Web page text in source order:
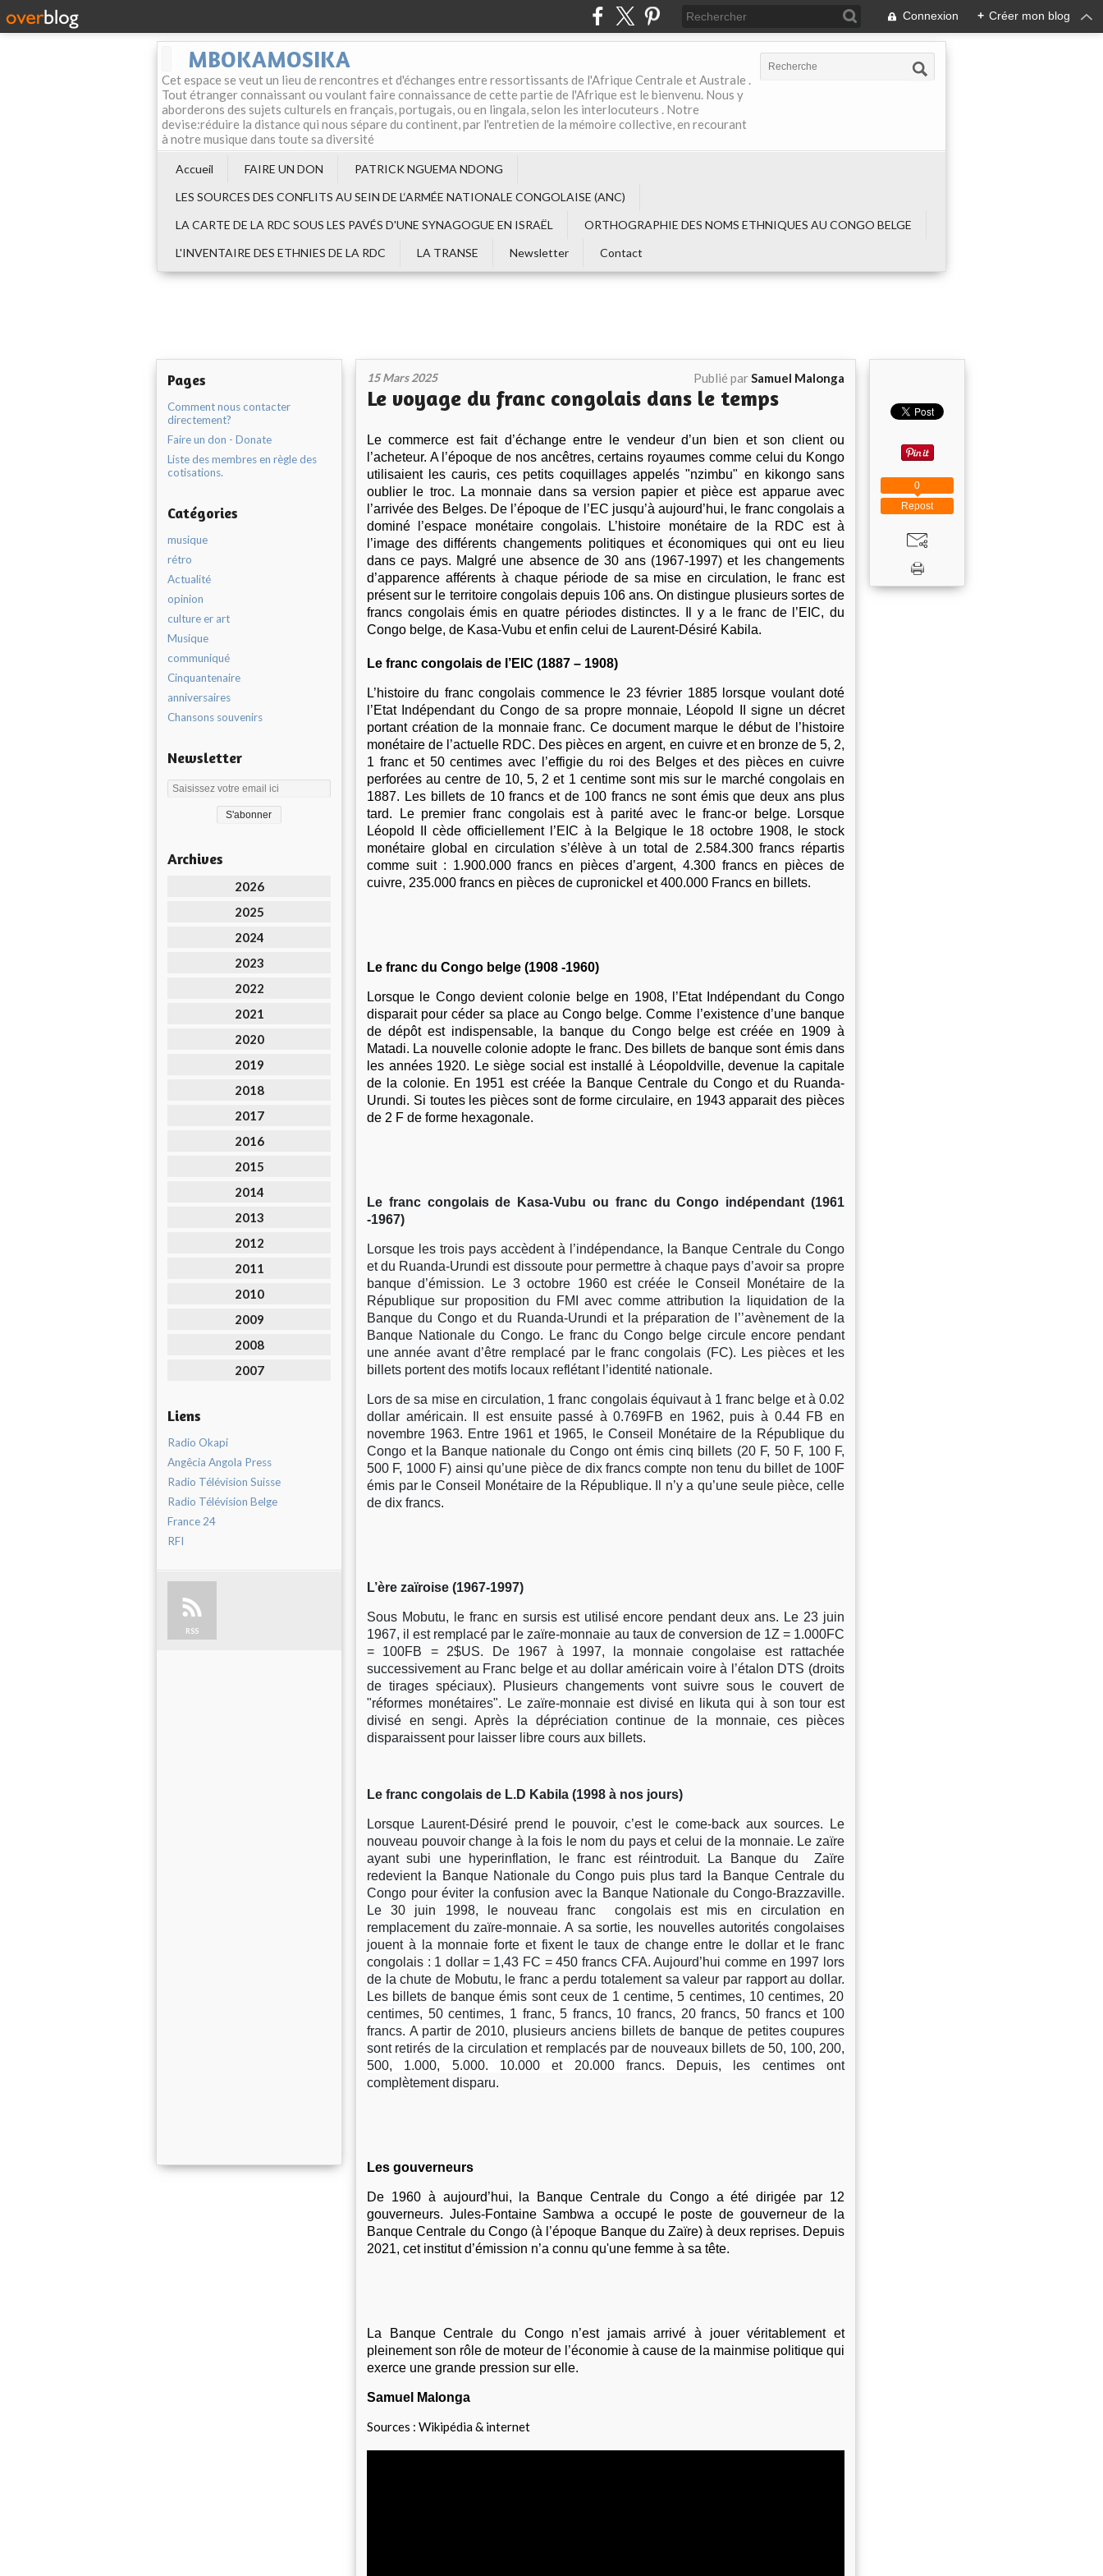
Connexion + Créer mon blog
MBOKAMOSIKA
Cet espace se veut un lieu de rencontres et d'échanges entre ressortissants de l'Afrique Centrale et Australe .
Tout étranger connaissant ou voulant faire connaissance de cette partie de l'Afrique est le bienvenu. Nous y
aborderons des sujets culturels en français, portugais, ou en lingala, selon les interlocuteurs . Notre
devise:réduire la distance qui nous sépare du continent, par l'entretien de la mémoire collective, en recourant
à notre musique dans toute sa diversité
Accueil FAIRE UN DON
PATRICK NGUEMA NDONG
LES SOURCES DES CONFLITS AU SEIN DE L‘ARMÉE NATIONALE CONGOLAISE (ANC)
LA CARTE DE LA RDC SOUS LES PAVÉS D'UNE SYNAGOGUE EN ISRAËL
ORTHOGRAPHIE DES NOMS ETHNIQUES AU CONGO BELGE
L'INVENTAIRE DES ETHNIES DE LA RDC
LA TRANSE Newsletter Contact
Pages
Comment nous contacter
directement?
Faire un don - Donate
Liste des membres en règle des
cotisations.
Catégories
musique
rétro
Actualité
opinion
culture er art
Musique
communiqué
Cinquantenaire
anniversaires
Chansons souvenirs
Newsletter
Archives
2026
2025
2024
2023
2022
2021
2020
2019
2018
2017
2016
2015
2014
2013
2012
2011
2010
2009
2008
2007
Liens
Radio Okapi
Angêcia Angola Press
Radio Télévision Suisse
Radio Télévision Belge
France 24
RFI
RSS
15 Mars 2025 Publié parSamuel Malonga
Le voyage du franc congolais dans le temps
Le commerce est fait d’échange entre le vendeur d’un bien et son client ou
l’acheteur. A l’époque de nos ancêtres, certains royaumes comme celui du Kongo
utilisaient les cauris, ces petits coquillages appelés "nzimbu" en kikongo sans
oublier le troc. La monnaie dans sa version papier et pièce est apparue avec
l’arrivée des Belges. De l’époque de l’EC jusqu’à aujourd’hui, le franc congolais a
dominé l’espace monétaire congolais. L’histoire monétaire de la RDC est à
l’image des différents changements politiques et économiques qui ont eu lieu
dans ce pays. Malgré une absence de 30 ans (1967-1997) et les changements
d’apparence afférents à chaque période de sa mise en circulation, le franc est
présent sur le territoire congolais depuis 106 ans. On distingue plusieurs sortes de
francs congolais émis en quatre périodes distinctes. Il y a le franc de l’EIC, du
Congo belge, de Kasa-Vubu et enfin celui de Laurent-Désiré Kabila.
Le franc congolais de l’EIC (1887 – 1908)
L’histoire du franc congolais commence le 23 février 1885 lorsque voulant doté
l’Etat Indépendant du Congo de sa propre monnaie, Léopold II signe un décret
portant création de la monnaie franc. Ce document marque le début de l’histoire
monétaire de l’actuelle RDC. Des pièces en argent, en cuivre et en bronze de 5, 2,
1 franc et 50 centimes avec l’effigie du roi des Belges et des pièces en cuivre
perforées au centre de 10, 5, 2 et 1 centime sont mis sur le marché congolais en
1887. Les billets de 10 francs et de 100 francs ne sont émis que deux ans plus
tard. Le premier franc congolais est à parité avec le franc-or belge. Lorsque
Léopold II cède officiellement l’EIC à la Belgique le 18 octobre 1908, le stock
monétaire global en circulation s’élève à un total de 2.584.300 francs répartis
comme suit : 1.900.000 francs en pièces d’argent, 4.300 francs en pièces de
cuivre, 235.000 francs en pièces de cupronickel et 400.000 Francs en billets.
Le franc du Congo belge (1908 -1960)
Lorsque le Congo devient colonie belge en 1908, l’Etat Indépendant du Congo
disparait pour céder sa place au Congo belge. Comme l’existence d’une banque
de dépôt est indispensable, la banque du Congo belge est créée en 1909 à
Matadi. La nouvelle colonie adopte le franc. Des billets de banque sont émis dans
les années 1920. Le siège social est installé à Léopoldville, devenue la capitale
de la colonie. En 1951 est créée la Banque Centrale du Congo et du Ruanda-
Urundi. Si toutes les pièces sont de forme circulaire, en 1943 apparait des pièces
de 2 F de forme hexagonale.
Le franc congolais de Kasa-Vubu ou franc du Congo indépendant (1961
-1967)
Lorsque les trois pays accèdent à l’indépendance, la Banque Centrale du Congo
et du Ruanda-Urundi est dissoute pour permettre à chaque pays d’avoir sa propre
banque d’émission. Le 3 octobre 1960 est créée le Conseil Monétaire de la
République sur proposition du FMI avec comme attribution la liquidation de la
Banque du Congo et du Ruanda-Urundi et la préparation de l’’avènement de la
Banque Nationale du Congo. Le franc du Congo belge circule encore pendant
une année avant d’être remplacé par le franc congolais (FC). Les pièces et les
billets portent des motifs locaux reflétant l’identité nationale.
Lors de sa mise en circulation, 1 franc congolais équivaut à 1 franc belge et à 0.02
dollar américain. Il est ensuite passé à 0.769FB en 1962, puis à 0.44 FB en
novembre 1963. Entre 1961 et 1965, le Conseil Monétaire de la République du
Congo et la Banque nationale du Congo ont émis cinq billets (20 F, 50 F, 100 F,
500 F, 1000 F) ainsi qu’une pièce de dix francs compte non tenu du billet de 100F
émis par le Conseil Monétaire de la République. Il n’y a qu’une seule pièce, celle
de dix francs.
L’ère zaïroise (1967-1997)
Sous Mobutu, le franc en sursis est utilisé encore pendant deux ans. Le 23 juin
1967, il est remplacé par le zaïre-monnaie au taux de conversion de 1Z = 1.000FC
= 100FB = 2$US. De 1967 à 1997, la monnaie congolaise est rattachée
successivement au Franc belge et au dollar américain voire à l’étalon DTS (droits
de tirages spéciaux). Plusieurs changements vont suivre sous le couvert de
"réformes monétaires". Le zaïre-monnaie est divisé en likuta qui à son tour est
divisé en sengi. Après la dépréciation continue de la monnaie, ces pièces
disparaissent pour laisser libre cours aux billets.
Le franc congolais de L.D Kabila (1998 à nos jours)
Lorsque Laurent-Désiré prend le pouvoir, c’est le come-back aux sources. Le
nouveau pouvoir change à la fois le nom du pays et celui de la monnaie. Le zaïre
ayant subi une hyperinflation, le franc est réintroduit. La Banque du Zaïre
redevient la Banque Nationale du Congo puis plus tard la Banque Centrale du
Congo pour éviter la confusion avec la Banque Nationale du Congo-Brazzaville.
Le 30 juin 1998, le nouveau franc congolais est mis en circulation en
remplacement du zaïre-monnaie. A sa sortie, les nouvelles autorités congolaises
jouent à la monnaie forte et fixent le taux de change entre le dollar et le franc
congolais : 1 dollar = 1,43 FC = 450 francs CFA. Aujourd’hui comme en 1997 lors
de la chute de Mobutu, le franc a perdu totalement sa valeur par rapport au dollar.
Les billets de banque émis sont ceux de 1 centime, 5 centimes, 10 centimes, 20
centimes, 50 centimes, 1 franc, 5 francs, 10 francs, 20 francs, 50 francs et 100
francs. A partir de 2010, plusieurs anciens billets de banque de petites coupures
sont retirés de la circulation et remplacés par de nouveaux billets de 50, 100, 200,
500, 1.000, 5.000. 10.000 et 20.000 francs. Depuis, les centimes ont
complètement disparu.
Les gouverneurs
De 1960 à aujourd’hui, la Banque Centrale du Congo a été dirigée par 12
gouverneurs. Jules-Fontaine Sambwa a occupé le poste de gouverneur de la
Banque Centrale du Congo (à l’époque Banque du Zaïre) à deux reprises. Depuis
2021, cet institut d’émission n’a connu qu'une femme à sa tête.
La Banque Centrale du Congo n’est jamais arrivé à jouer véritablement et
pleinement son rôle de moteur de l’économie à cause de la mainmise politique qui
exerce une grande pression sur elle.
Samuel Malonga
Sources : Wikipédia & internet
Repost
0